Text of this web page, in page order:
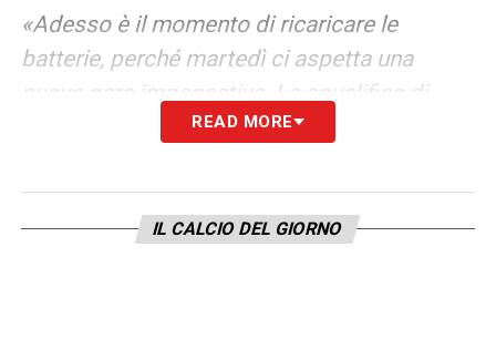
«Adesso è il momento di ricaricare le
batterie, perché martedì ci aspetta una
nuova gara impegnativa. La squalifica di
Kulusevski non cambierà nulla del nostro
ricoprire molto bene il suo ruolo, e
probabilmente lo farà anche martedì.
READ MORE
IL CALCIO DEL GIORNO